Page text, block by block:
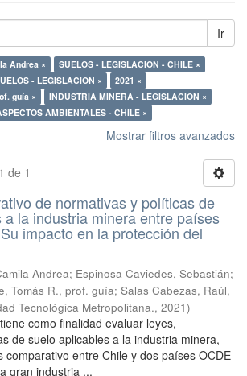
Ir
Andrea ×
SUELOS - LEGISLACION - CHILE ×
- LEGISLACION ×
2021 ×
guía ×
INDUSTRIA MINERA - LEGISLACION ×
AMBIENTALES - CHILE ×
Mostrar filtros avanzados
de 1
de normativas y políticas de
la industria minera entre países
impacto en la protección del
Andrea; Espinosa Caviedes, Sebastián;
Tomás R., prof. guía; Salas Cabezas, Raúl,
Tecnológica Metropolitana., 2021)
como finalidad evaluar leyes,
de suelo aplicables a la industria minera,
comparativo entre Chile y dos países OCDE
gran industria ...